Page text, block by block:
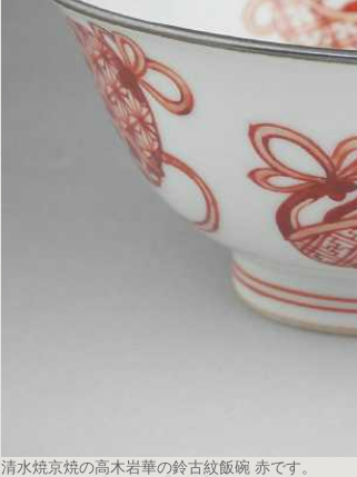
清水焼京焼の高木岩華の鈴古紋飯碗 赤です。